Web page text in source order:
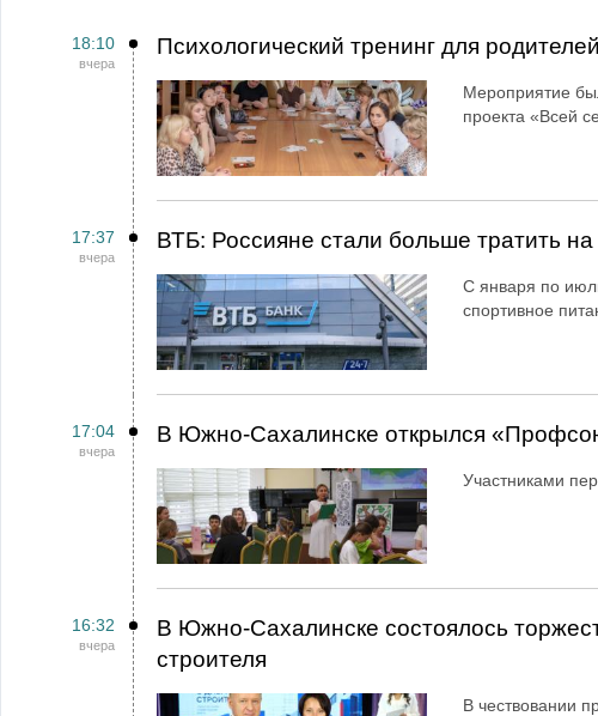
18:10
вчера
Психологический тренинг для
Мероприятие
проекта «Всей
17:37
вчера
ВТБ: Россияне стали больше тратить
С января по
спортивное
17:04
вчера
В Южно-Сахалинске открылся
Участниками
16:32
вчера
В Южно-Сахалинске состоялось
строителя
В чествовании